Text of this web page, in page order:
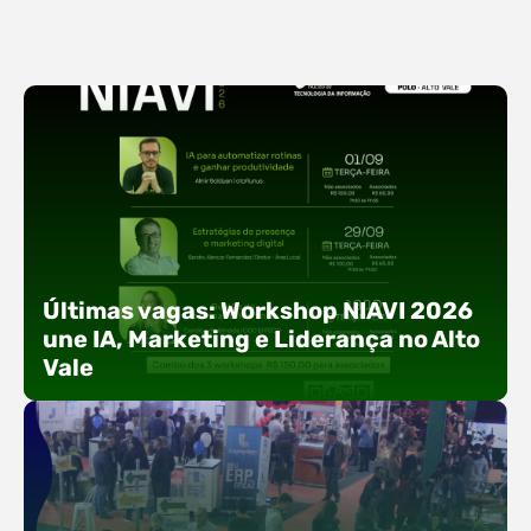
Últimas vagas: Workshop NIAVI 2026
une IA, Marketing e Liderança no Alto
Vale